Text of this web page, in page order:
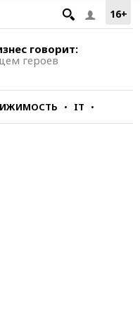
16+
говорит:
героев
IT